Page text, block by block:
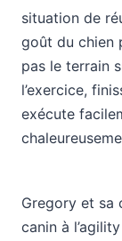
situation de
goût du chien
pas le terrain
l’exercice,
exécute
Gregory et sa
canin à